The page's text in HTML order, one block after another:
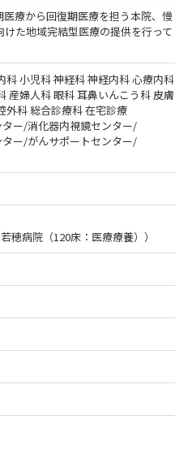
療から回復期医療を担う本院、慢
た地域完結型医療の提供を行って
小児科 神経科 神経内科 心療内科
産婦人科 眼科 耳鼻いんこう科 皮膚
外科 総合診療科 在宅診療
ー/消化器内視鏡センター/
ー/がんサポートセンター/
穂病院（120床：医療療養））